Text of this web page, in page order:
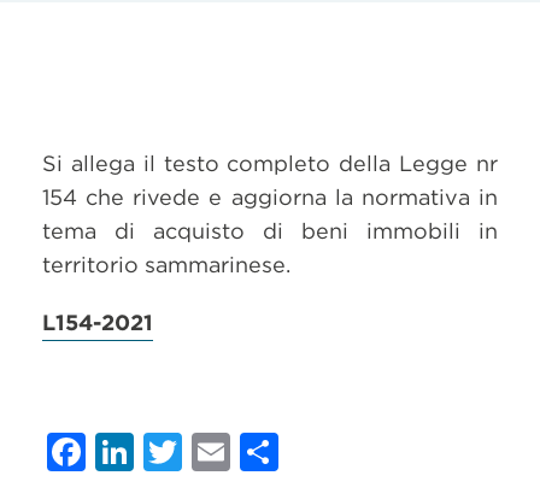
Si allega il testo completo della Legge nr
154 che rivede e aggiorna la normativa in
tema di acquisto di beni immobili in
territorio sammarinese.
L154-2021
Facebook
LinkedIn
Twitter
Email